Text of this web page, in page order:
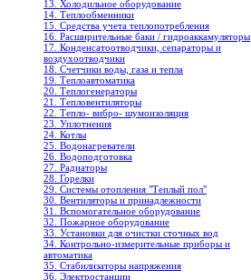
13. Холодильное oборудование
14. Теплообменники
15. Средства учета теплопотребления
16. Расширительные баки / гидроаккамуляторы
17. Конденсатоотводчики, сепараторы и
воздухоотводчики
18. Счетчики воды, газа и тепла
19. Теплоавтоматика
20. Теплогенераторы
21. Тепловентиляторы
22. Тепло- вибро- шумоизоляция
23. Уплотнения
24. Котлы
25. Водонагреватели
26. Водоподготовка
27. Радиаторы
28. Горелки
29. Системы отопления "Теплый пол"
30. Вентиляторы и принадлежности
31. Вспомогательное оборудование
32. Пожарное оборудование
33. Установки для очистки сточных вод
34. Контрольно-измерительные приборы и
автоматика
35. Стабилизаторы напряжения
36. Электростанции